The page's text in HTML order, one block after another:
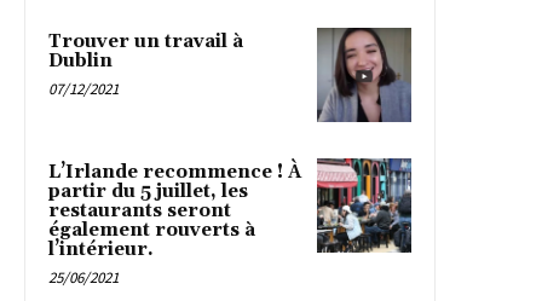
Trouver un travail à
Dublin
07/12/2021
L’Irlande recommence ! À
partir du 5 juillet, les
restaurants seront
également rouverts à
l’intérieur.
25/06/2021